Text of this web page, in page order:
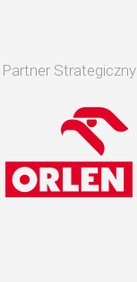
Partner Strategiczny